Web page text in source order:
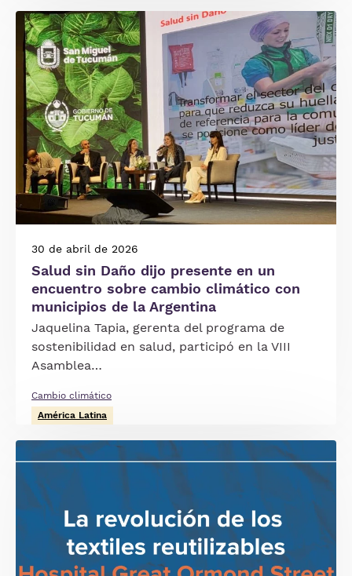
30 de abril de 2026
Salud sin Daño dijo presente en un
encuentro sobre cambio climático con
municipios de la Argentina
Jaquelina Tapia, gerenta del programa de
sostenibilidad en salud, participó en la VIII
Asamblea…
Cambio climático
América Latina
Imagen
Imagen